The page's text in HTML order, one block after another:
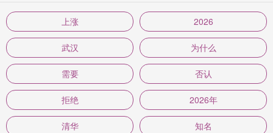
上涨 2026
武汉 为什么
需要 否认
拒绝 2026年
清华 知名